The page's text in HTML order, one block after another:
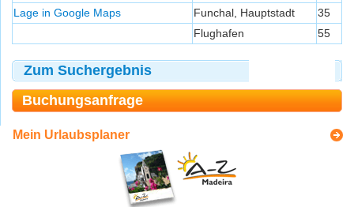
Lage in Google Maps
Funchal, Hauptstadt
35
Flughafen
55
Zum Suchergebnis
Buchungsanfrage
Mein Urlaubsplaner